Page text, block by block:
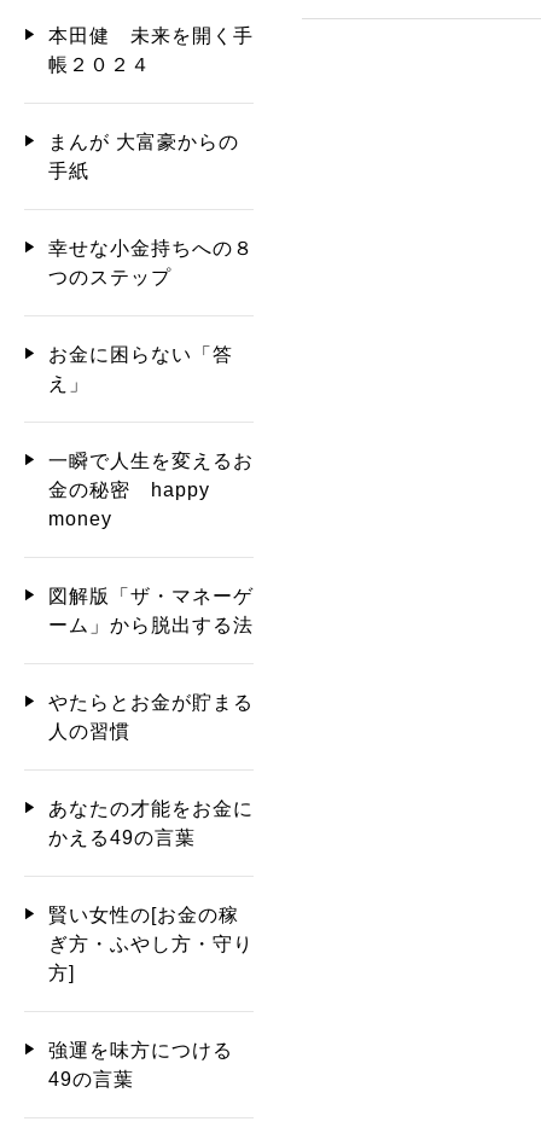
本田健 未来を開く手
帳２０２４
まんが 大富豪からの
手紙
幸せな小金持ちへの８
つのステップ
お金に困らない「答
え」
一瞬で人生を変えるお
金の秘密 happy
money
図解版「ザ・マネーゲ
ーム」から脱出する法
やたらとお金が貯まる
人の習慣
あなたの才能をお金に
かえる49の言葉
賢い女性の[お金の稼
ぎ方・ふやし方・守り
方]
強運を味方につける
49の言葉